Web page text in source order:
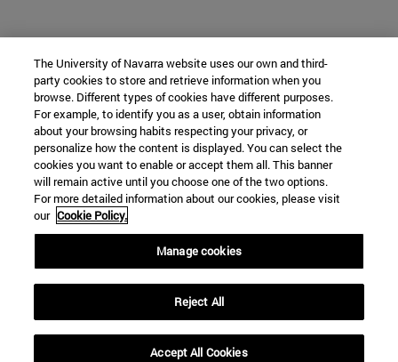
The University of Navarra website uses our own and third-
party cookies to store and retrieve information when you
browse. Different types of cookies have different purposes.
For example, to identify you as a user, obtain information
about your browsing habits respecting your privacy, or
personalize how the content is displayed. You can select the
cookies you want to enable or accept them all. This banner
will remain active until you choose one of the two options.
For more detailed information about our cookies, please visit
our Cookie Policy.
Manage cookies
Reject All
Accept All Cookies